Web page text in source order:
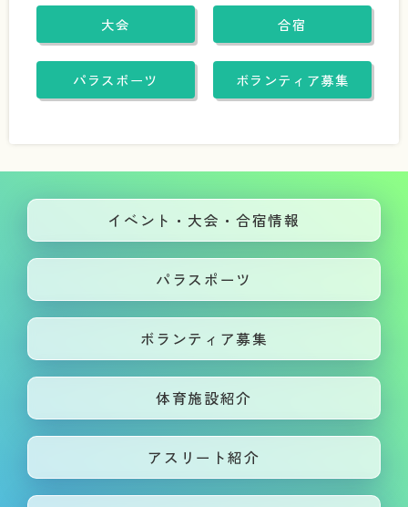
大会 合宿
パラスポーツ ボランティア募集
イベント・大会・合宿情報
パラスポーツ
ボランティア募集
体育施設紹介
アスリート紹介